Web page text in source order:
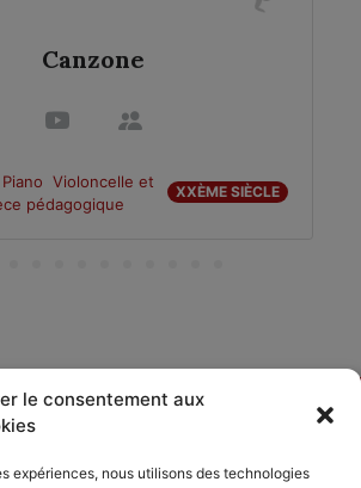
le consentement aux
expériences, nous utilisons des technologies
Canzone
Violoncelle et
pédagogique
XXÈME SIÈCLE